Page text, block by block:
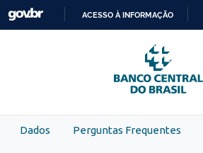
Skip to main content
PARA
O
CONTEÚDO
ACESSO À INFORMAÇÃO
Dados Perguntas Frequentes